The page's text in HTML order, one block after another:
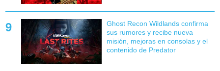
Ghost Recon Wildlands confirma
sus rumores y recibe nueva
misión, mejoras en consolas y el
contenido de Predator